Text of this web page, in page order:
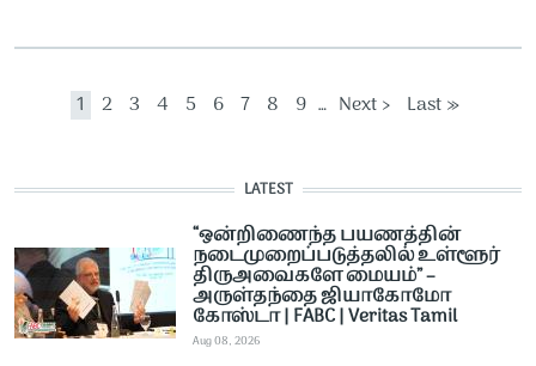
Pagination
Current page
1 Page
2 Page
3 Page
4 Page
5 Page
6 Page
7 Page
8 Page
9 … Next page
Next › Last page
Last »
LATEST
“ஒன்றிணைந்த பயணத்தின்
நடைமுறைப்படுத்தலில் உள்ளூர்
திருஅவைகளே மையம்” –
அருள்தந்தை ஜியாகோமோ
கோஸ்டா | FABC | Veritas Tamil
Aug 08, 2026